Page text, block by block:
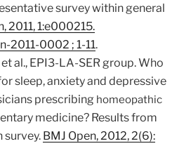
survey within general
2011, 1:e000215.
2011-0002 ; 1-11.
al., EPI3-LA-SER group. Who
sleep, anxiety and depressive
prescribing homeopathic
medicine? Results from
survey. BMJ Open, 2012, 2(6):